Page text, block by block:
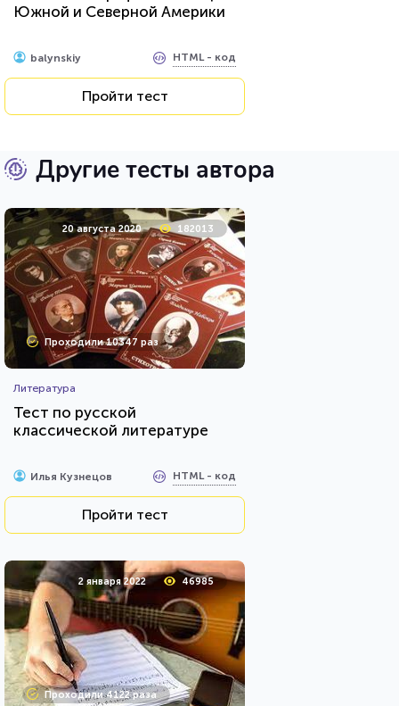
Южной и Северной Америки
balynskiy HTML - код
Пройти тест
Другие тесты автора
20 августа 2020 182013
Проходили 10347 раз
Литература
Тест по русской
классической литературе
Илья Кузнецов HTML - код
Пройти тест
2 января 2022 46985
Проходили 4122 раза